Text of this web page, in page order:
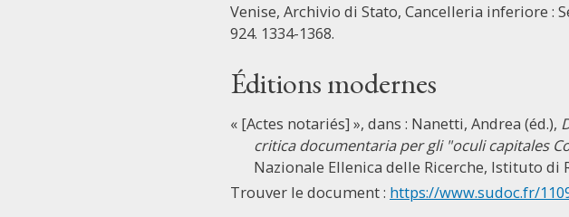
Venise, Archivio di Stato, Cancelleria inferiore :
924. 1334-1368.
Éditions modernes
« [Actes notariés] », dans : Nanetti, Andrea (éd.),
critica documentaria per gli "oculi capitales
Nazionale Ellenica delle Ricerche, Istituto di
Trouver le document : https://www.sudoc.fr/